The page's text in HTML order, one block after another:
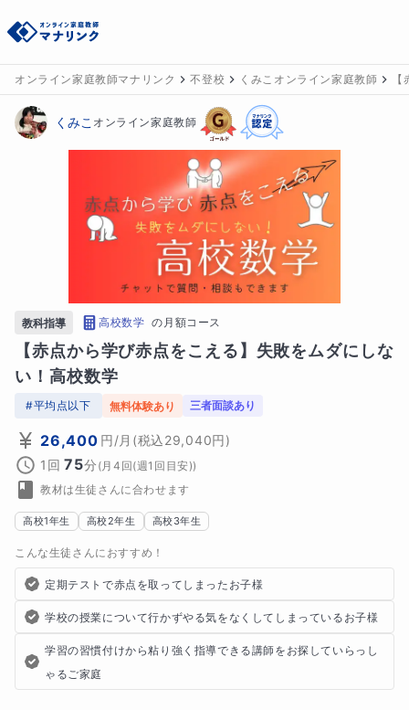
オンライン家庭教師マナリンク 不登校 くみこオンライン家庭教師
くみこ オンライン家庭教師
教科指導 高校数学 の 月額コース
【赤点から学び赤点をこえる】失敗をムダにしな
い！高校数学
#平均点以下 無料体験あり 三者面談あり
26,400 円/月 (税込29,040円)
1回 75分 (月4回(週1回目安))
教材は生徒さんに合わせます
高校1年生 高校2年生 高校3年生
こんな生徒さんにおすすめ！
定期テストで赤点を取ってしまったお子様
学校の授業について行かずやる気をなくしてしまっているお子様
学習の習慣付けから粘り強く指導できる講師をお探していらっし
ゃるご家庭